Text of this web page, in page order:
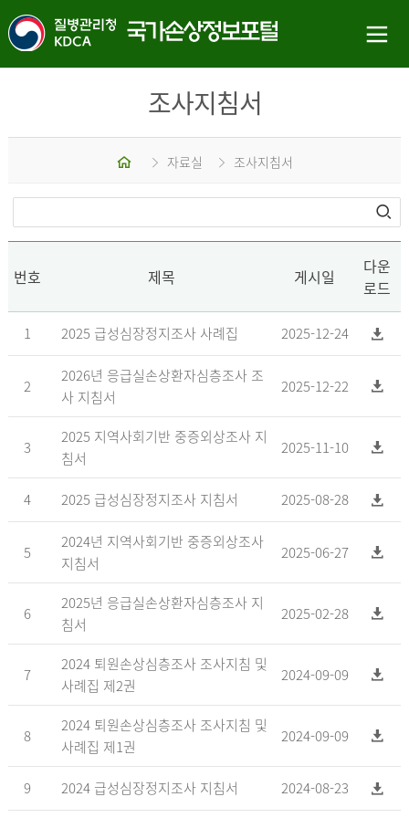
조사지침서
홈 자료실 조사지침서
번호 제목 게시일
다운
로드
1 2025 급성심장정지조사 사례집 2025-12-24
2
2026년 응급실손상환자심층조사 조
사 지침서
2025-12-22
3
2025 지역사회기반 중증외상조사 지
침서
2025-11-10
4 2025 급성심장정지조사 지침서 2025-08-28
5
2024년 지역사회기반 중증외상조사
지침서
2025-06-27
6
2025년 응급실손상환자심층조사 지
침서
2025-02-28
7
2024 퇴원손상심층조사 조사지침 및
사례집 제2권
2024-09-09
8
2024 퇴원손상심층조사 조사지침 및
사례집 제1권
2024-09-09
9 2024 급성심장정지조사 지침서 2024-08-23